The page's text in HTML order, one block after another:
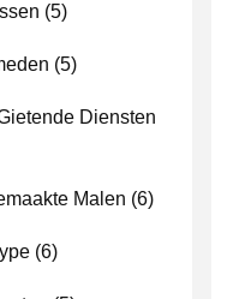
(5)
(5)
Diensten
Malen (6)
(6)